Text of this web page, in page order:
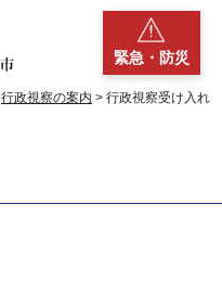
緊急・防災
行政視察の案内 > 行政視察受け入れ